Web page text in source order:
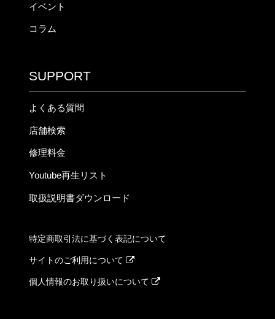
イベント
コラム
SUPPORT
よくある質問
店舗検索
修理料金
Youtube再生リスト
取扱説明書ダウンロード
特定商取引法に基づく表記について
サイトのご利用について
個人情報のお取り扱いについて